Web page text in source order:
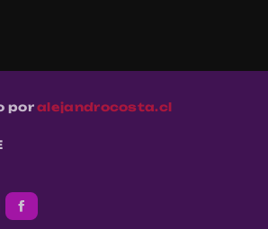
poralejandrocosta.cl